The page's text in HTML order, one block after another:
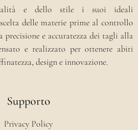
e dello stile i suoi ideali
delle materie prime al controllo
precisione e accuratezza dei tagli alla
e realizzato per ottenere abiti
design e innovazione.
Supporto
Privacy Policy